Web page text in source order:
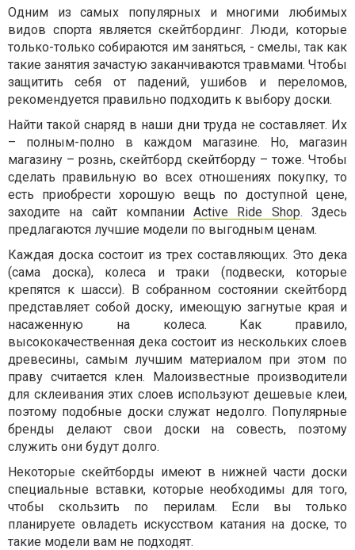
Одним из самых популярных и многими любимых
видов спорта является скейтбординг. Люди, которые
только-только собираются им заняться, - смелы, так как
такие занятия зачастую заканчиваются травмами. Чтобы
защитить себя от падений, ушибов и переломов,
рекомендуется правильно подходить к выбору доски.
Найти такой снаряд в наши дни труда не составляет. Их
– полным-полно в каждом магазине. Но, магазин
магазину – рознь, скейтборд скейтборду – тоже. Чтобы
сделать правильную во всех отношениях покупку, то
есть приобрести хорошую вещь по доступной цене,
заходите на сайт компанииActive Ride Shop. Здесь
предлагаются лучшие модели по выгодным ценам.
Каждая доска состоит из трех составляющих. Это дека
(сама доска), колеса и траки (подвески, которые
крепятся к шасси). В собранном состоянии скейтборд
представляет собой доску, имеющую загнутые края и
насаженную на колеса. Как правило,
высококачественная дека состоит из нескольких слоев
древесины, самым лучшим материалом при этом по
праву считается клен. Малоизвестные производители
для склеивания этих слоев используют дешевые клеи,
поэтому подобные доски служат недолго. Популярные
бренды делают свои доски на совесть, поэтому
служить они будут долго.
Некоторые скейтборды имеют в нижней части доски
специальные вставки, которые необходимы для того,
чтобы скользить по перилам. Если вы только
планируете овладеть искусством катания на доске, то
такие модели вам не подходят.